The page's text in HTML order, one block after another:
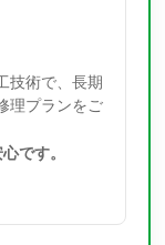
技術で、長期
理プランをご
です。